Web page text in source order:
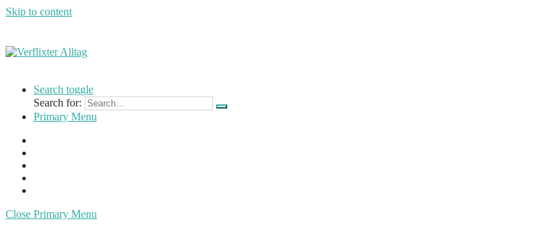
Skip to content
Alltag
einer
Mutter
Lehrerin
Search toggle
Search for:
Primary Menu
Close Primary Menu